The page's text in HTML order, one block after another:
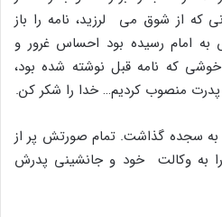
که از شوق مى لرزید، نامه را باز
به امام رسیده بود احساس غرور و
که نامه قبل نوشته شده بود،
منصوب کردیم… خدا را شکر کن.
به سجده گذاشت. تمام صورتش پر از
به وکالت خود و جانشینى پدرش